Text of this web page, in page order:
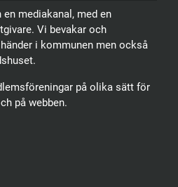
mediakanal, med en
Vi bevakar och
i kommunen men också
på olika sätt för
på webben.